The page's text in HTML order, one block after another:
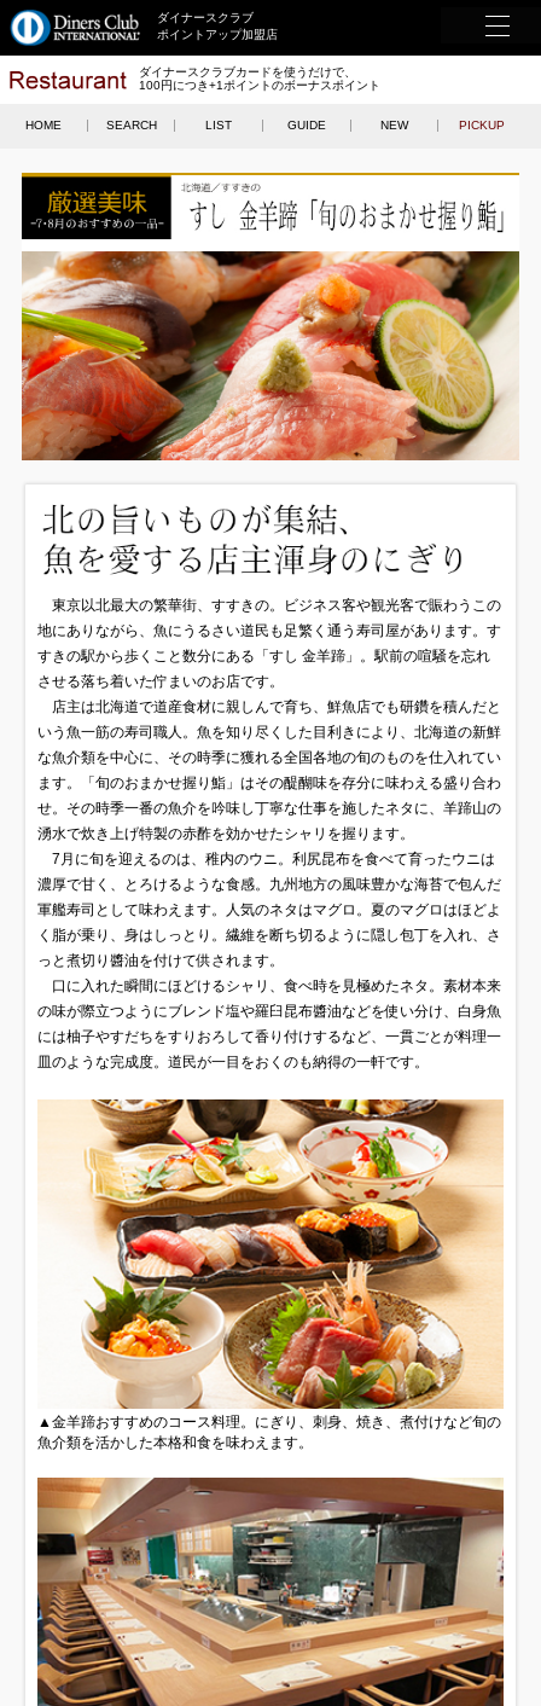
ダイナースクラブ
ポイントアップ加盟店
ダイナースクラブカードを使うだけで、
100円につき+1ポイントのボーナスポイント
HOME SEARCH LIST GUIDE NEW PICKUP
東京以北最大の繁華街、すすきの。ビジネス客や観光客で賑わうこの
地にありながら、魚にうるさい道民も足繁く通う寿司屋があります。す
すきの駅から歩くこと数分にある「すし 金羊蹄」。駅前の喧騒を忘れ
させる落ち着いた佇まいのお店です。
店主は北海道で道産食材に親しんで育ち、鮮魚店でも研鑽を積んだと
いう魚一筋の寿司職人。魚を知り尽くした目利きにより、北海道の新鮮
な魚介類を中心に、その時季に獲れる全国各地の旬のものを仕入れてい
ます。「旬のおまかせ握り鮨」はその醍醐味を存分に味わえる盛り合わ
せ。その時季一番の魚介を吟味し丁寧な仕事を施したネタに、羊蹄山の
湧水で炊き上げ特製の赤酢を効かせたシャリを握ります。
7月に旬を迎えるのは、稚内のウニ。利尻昆布を食べて育ったウニは
濃厚で甘く、とろけるような食感。九州地方の風味豊かな海苔で包んだ
軍艦寿司として味わえます。人気のネタはマグロ。夏のマグロはほどよ
く脂が乗り、身はしっとり。繊維を断ち切るように隠し包丁を入れ、さ
っと煮切り醬油を付けて供されます。
口に入れた瞬間にほどけるシャリ、食べ時を見極めたネタ。素材本来
の味が際立つようにブレンド塩や羅臼昆布醬油などを使い分け、白身魚
には柚子やすだちをすりおろして香り付けするなど、一貫ごとが料理一
皿のような完成度。道民が一目をおくのも納得の一軒です。
▲金羊蹄おすすめのコース料理。にぎり、刺身、焼き、煮付けなど旬の
魚介類を活かした本格和食を味わえます。